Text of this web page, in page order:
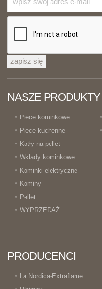
zapisz się
NASZE PRODUKTY
Piece kominkowe
Piece kuchenne
Kotły na pellet
Wkłady kominkowe
Kominki elektryczne
Kominy
Pellet
WYPRZEDAŻ
PRODUCENCI
La Nordica-Extraflame